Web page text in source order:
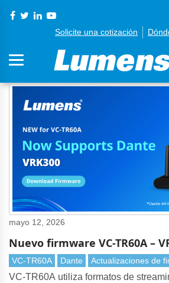
Solicite una cotización
mayo 12, 2026
Nuevo firmware VC-TR60A –
VC-TR60A Dante Actualizaciones de
VC-TR60A utiliza formatos de